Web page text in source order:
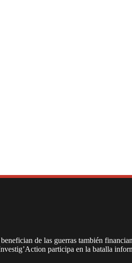
de las guerras también
participa en la batalla